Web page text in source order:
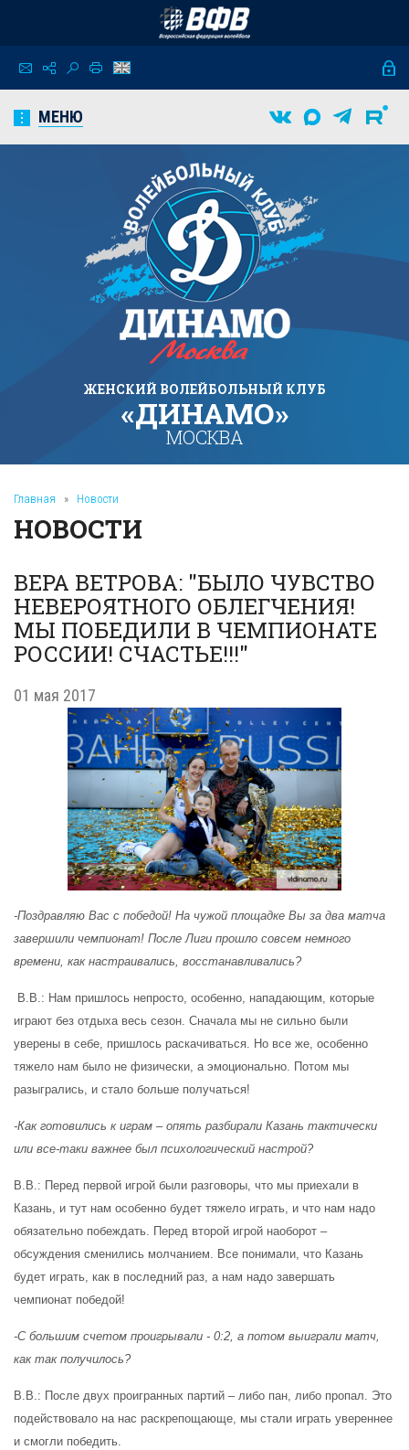
МЕНЮ
ЖЕНСКИЙ ВОЛЕЙБОЛЬНЫЙ КЛУБ
«ДИНАМО»
МОСКВА
Главная » Новости
НОВОСТИ
ВЕРА ВЕТРОВА: "БЫЛО ЧУВСТВО
НЕВЕРОЯТНОГО ОБЛЕГЧЕНИЯ!
МЫ ПОБЕДИЛИ В ЧЕМПИОНАТЕ
РОССИИ! СЧАСТЬЕ!!!"
01 мая 2017
-Поздравляю Вас с победой! На чужой площадке Вы за два матча
завершили чемпионат! После Лиги прошло совсем немного
времени, как настраивались, восстанавливались?
В.В.: Нам пришлось непросто, особенно, нападающим, которые
играют без отдыха весь сезон. Сначала мы не сильно были
уверены в себе, пришлось раскачиваться. Но все же, особенно
тяжело нам было не физически, а эмоционально. Потом мы
разыгрались, и стало больше получаться!
-Как готовились к играм – опять разбирали Казань тактически
или все-таки важнее был психологический настрой?
В.В.: Перед первой игрой были разговоры, что мы приехали в
Казань, и тут нам особенно будет тяжело играть, и что нам надо
обязательно побеждать. Перед второй игрой наоборот –
обсуждения сменились молчанием. Все понимали, что Казань
будет играть, как в последний раз, а нам надо завершать
чемпионат победой!
-С большим счетом проигрывали - 0:2, а потом выиграли матч,
как так получилось?
В.В.: После двух проигранных партий – либо пан, либо пропал. Это
подействовало на нас раскрепощающе, мы стали играть увереннее
и смогли победить.